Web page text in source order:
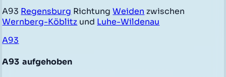
A93 Regensburg RichtungWeiden zwischen
Wernberg-Köblitz und Luhe-Wildenau
A93
A93 aufgehoben